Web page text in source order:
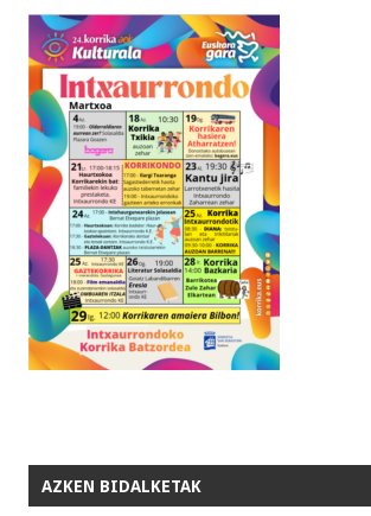
AZKEN BIDALKETAK